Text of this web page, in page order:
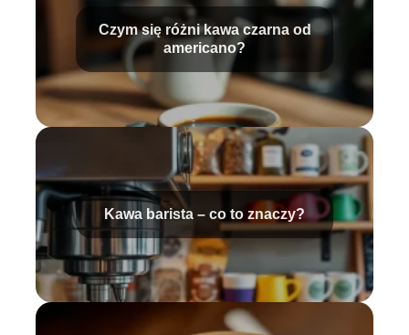
Czym się różni kawa czarna od
americano?
Kawa barista – co to znaczy?